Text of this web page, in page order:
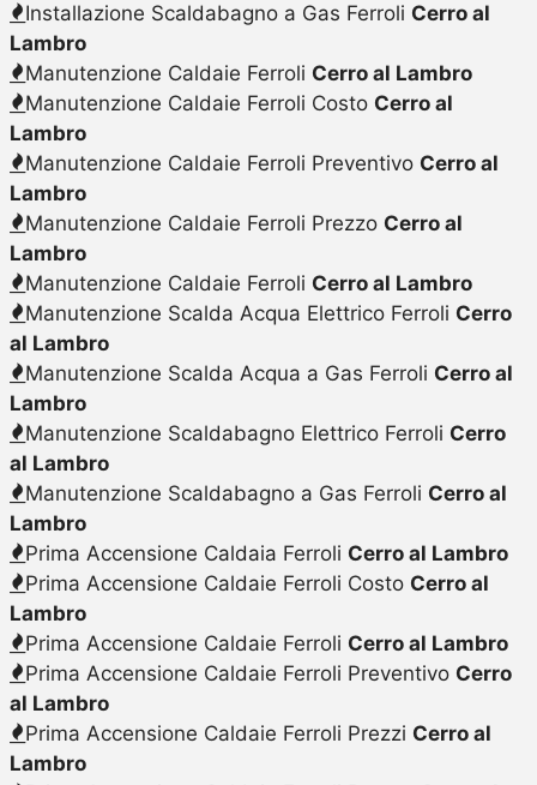
Installazione Scaldabagno a Gas Ferroli Cerro al
Lambro
Manutenzione Caldaie Ferroli Cerro al Lambro
Manutenzione Caldaie Ferroli Costo Cerro al
Lambro
Manutenzione Caldaie Ferroli Preventivo Cerro al
Lambro
Manutenzione Caldaie Ferroli Prezzo Cerro al
Lambro
Manutenzione Caldaie Ferroli Cerro al Lambro
Manutenzione Scalda Acqua Elettrico Ferroli Cerro
al Lambro
Manutenzione Scalda Acqua a Gas Ferroli Cerro al
Lambro
Manutenzione Scaldabagno Elettrico Ferroli Cerro
al Lambro
Manutenzione Scaldabagno a Gas Ferroli Cerro al
Lambro
Prima Accensione Caldaia Ferroli Cerro al Lambro
Prima Accensione Caldaie Ferroli Costo Cerro al
Lambro
Prima Accensione Caldaie Ferroli Cerro al Lambro
Prima Accensione Caldaie Ferroli Preventivo Cerro
al Lambro
Prima Accensione Caldaie Ferroli Prezzi Cerro al
Lambro